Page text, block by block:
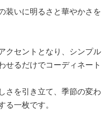
装いに明るさと華やかさを
クセントとなり、シンプル
せるだけでコーディネート
さを引き立て、季節の変わ
一枚です。